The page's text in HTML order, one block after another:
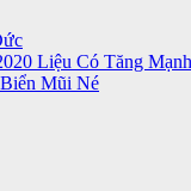
Liệu Có Tăng
Mũi Né